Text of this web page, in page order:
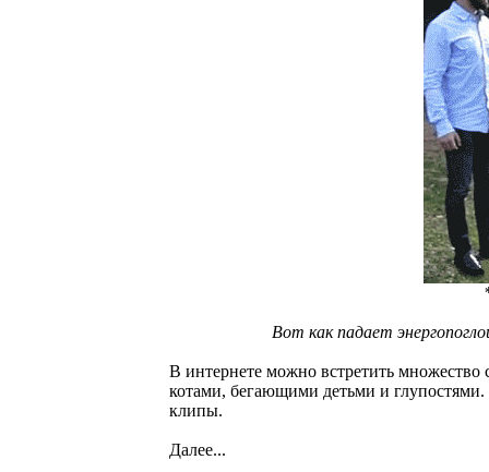
Вот как падает
В интернете можно встретить
котами, бегающими детьми и глупостями.
клипы.
Далее...